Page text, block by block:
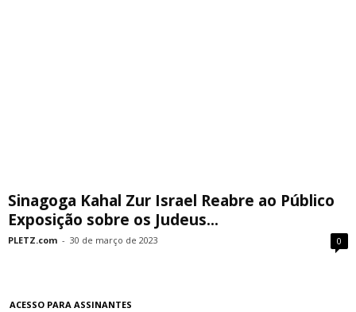
Sinagoga Kahal Zur Israel Reabre ao Público
Exposição sobre os Judeus...
PLETZ.com - 30 de março de 2023 0
ACESSO PARA ASSINANTES